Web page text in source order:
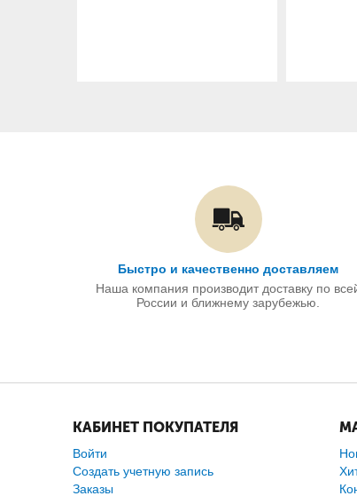
Быстро и качественно доставляем
Наша компания производит доставку по
России и ближнему зарубежью.
КАБИНЕТ ПОКУПАТЕЛЯ
Войти
Создать учетную запись
Заказы